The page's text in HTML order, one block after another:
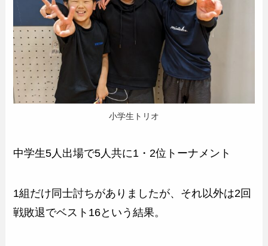
小学生トリオ
中学生5人出場で5人共に1・2位トーナメント
1組だけ同士討ちがありましたが、それ以外は2回
戦敗退でベスト16という結果。